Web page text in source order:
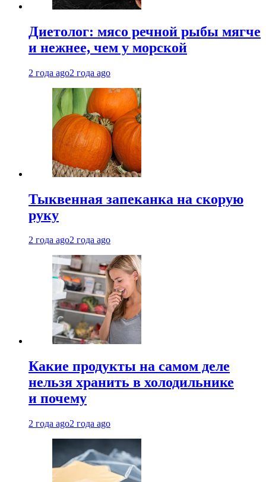
Диетолог: мясо речной рыбы мягче
и нежнее, чем у морской
2 года ago2 года ago
Тыквенная запеканка на скорую
руку
2 года ago2 года ago
Какие продукты на самом деле
нельзя хранить в холодильнике
и почему
2 года ago2 года ago